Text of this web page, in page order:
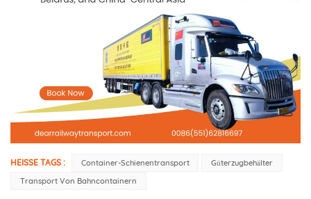
HEISSE TAGS : Container-Schienentransport
Güterzugbehälter
Transport Von Bahncontainern